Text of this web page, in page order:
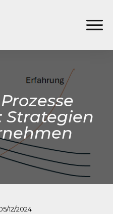
Strategien
12/2024